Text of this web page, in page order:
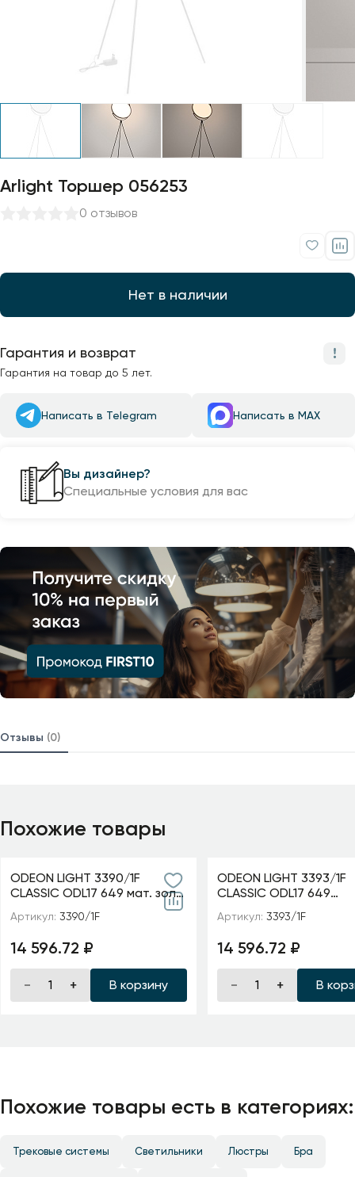
Arlight Торшер 056253
0 отзывов
Нет в наличии
Гарантия и возврат
Гарантия на товар до 5 лет.
Написать в Telegram Написать в MAX
Вы дизайнер?
Специальные условия для вас
Отзывы (0)
Похожие товары
ODEON LIGHT 3390/1F
CLASSIC ODL17 649 мат. зол/
абажур ткань/хрусталь
Торшер E14 40W 220V
Артикул: 3390/1F
14 596.72 ₽
В корзину
ODEON LIGHT 3393/1F
CLASSIC ODL17 649
мат.золото/абажур
хрусталь Торшер E14
Артикул: 3393/1F
14 596.72 ₽
В
Похожие товары есть в категориях:
Трековые системы Светильники Люстры Бра
Профили для ленты